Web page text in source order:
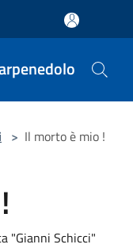
> Il morto è mio !
"Gianni Schicci"